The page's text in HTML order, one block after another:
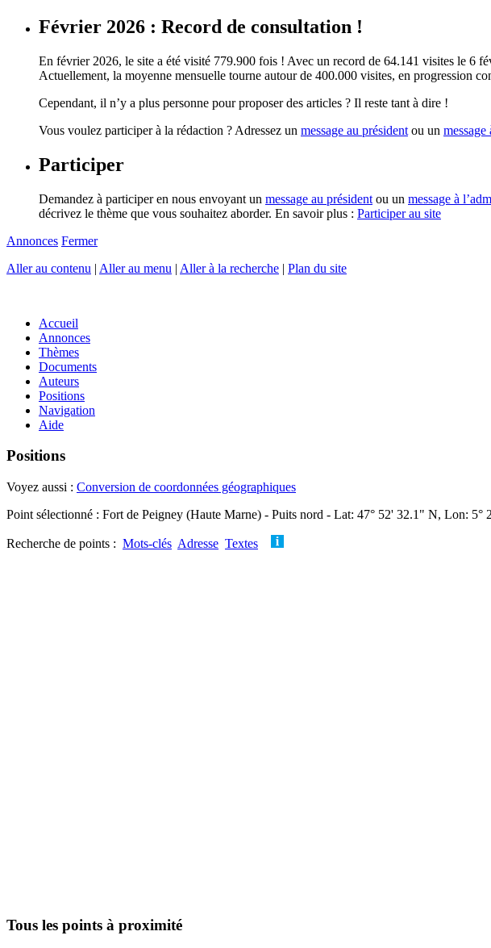
Février 2026 : Record de consultation !
En février 2026, le site a été visité 779.900 fois ! Avec un record de 64.141 visites le 6
Actuellement, la moyenne mensuelle tourne autour de 400.000 visites, en progression
Cependant, il n’y a plus personne pour proposer des articles ? Il reste tant à dire !
Vous voulez participer à la rédaction ? Adressez un message au président ou un message
Participer
Demandez à participer en nous envoyant un message au président ou un message à
décrivez le thème que vous souhaitez aborder. En savoir plus : Participer au site
Annonces Fermer
Aller au contenu | Aller au menu | Aller à la recherche | Plan du site
Accueil
Annonces
Thèmes
Documents
Auteurs
Positions
Navigation
Aide
Positions
Voyez aussi : Conversion de coordonnées géographiques
Point sélectionné : Fort de Peigney (Haute Marne) - Puits nord - Lat: 47° 52' 32.1" N, Lon: 5°
Recherche de points : Mots-clés Adresse Textes
Tous les points à proximité